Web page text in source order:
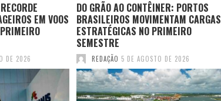
EM VOOS
DE 2026
DO GRÃO AO CONTÊINER: PORTOS
BRASILEIROS MOVIMENTAM CARGAS
ESTRATÉGICAS NO PRIMEIRO
SEMESTRE
REDAÇÃO 5 DE AGOSTO DE 2026